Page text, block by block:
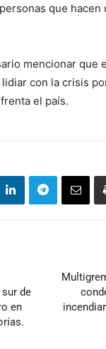
que hacen
mencionar que
con la crisis
el país.
de
en